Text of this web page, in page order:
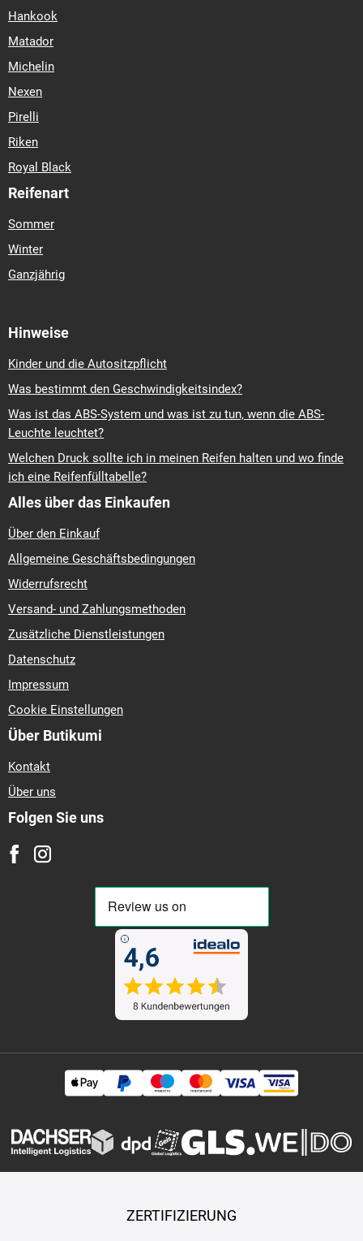
Hankook
Matador
Michelin
Nexen
Pirelli
Riken
Royal Black
Reifenart
Sommer
Winter
Ganzjährig
Hinweise
Kinder und die Autositzpflicht
Was bestimmt den Geschwindigkeitsindex?
Was ist das ABS-System und was ist zu tun, wenn die ABS-
Leuchte leuchtet?
Welchen Druck sollte ich in meinen Reifen halten und wo finde
ich eine Reifenfülltabelle?
Alles über das Einkaufen
Über den Einkauf
Allgemeine Geschäftsbedingungen
Widerrufsrecht
Versand- und Zahlungsmethoden
Zusätzliche Dienstleistungen
Datenschutz
Impressum
Cookie Einstellungen
Über Butikumi
Kontakt
Über uns
Folgen Sie uns
ZERTIFIZIERUNG